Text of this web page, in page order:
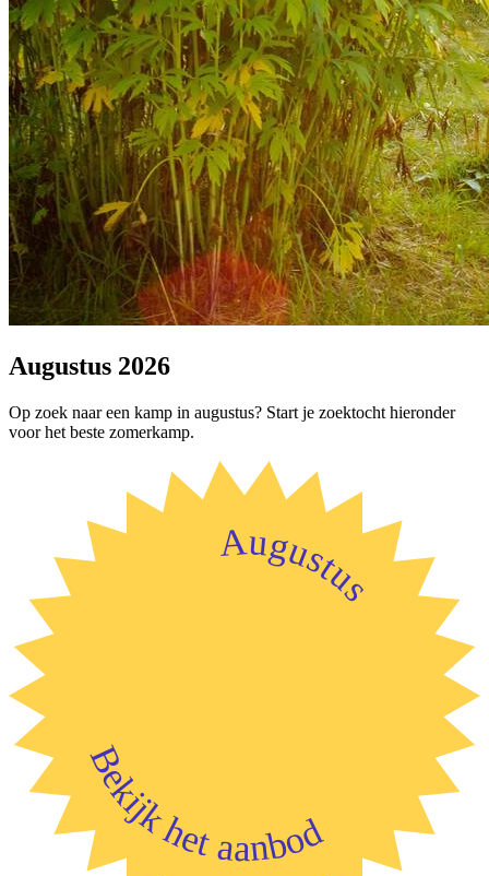
Augustus 2026
Op zoek naar een kamp in augustus? Start je zoektocht hieronder
voor het beste zomerkamp.
Augustus
Bekijk het aanbod